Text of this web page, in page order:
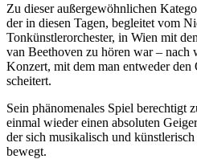
Zu dieser außergewöhnlichen
der in diesen Tagen, begleitet vom
Tonkünstlerorchester, in Wien mit
van Beethoven zu hören war – nach
Konzert, mit dem man entweder
scheitert.
Sein phänomenales Spiel berechtigt
einmal wieder einen absoluten
der sich musikalisch und
bewegt.